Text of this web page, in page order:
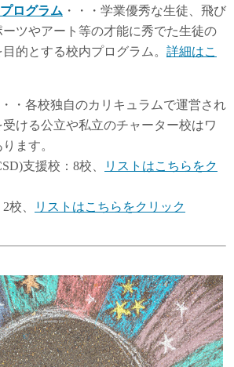
ログラム ・・・学業優秀な生徒、飛び
ツやアート等の才能に秀でた生徒の
的とする校内プログラム。 詳細はこ
・・各校独自のカリキュラムで運営され
ける公立や私立のチャーター校はワ
ます。
支援校：8校、
リストはこちらをク
校、
リストはこちらをクリック